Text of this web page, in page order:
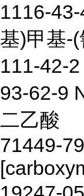
1116-
基)甲基-
111-42-
93-62-9
二乙酸
71449-